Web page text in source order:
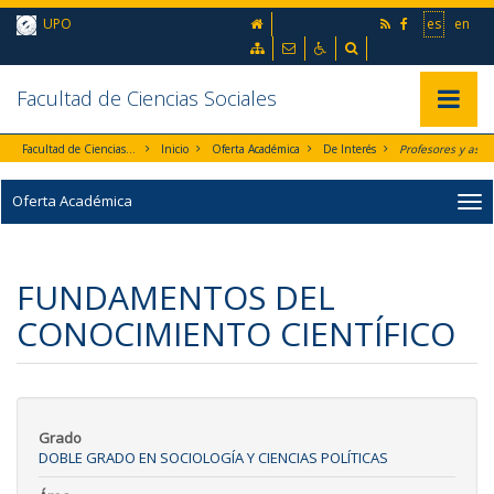
Ir al contenido principal de la página (alt + s)
Ir a la cabecera de la página (alt + c)
Ir al menú principal (alt + u)
es en
UPO
Mapa webContactoAccesibilidad
Facultad de Ciencias Sociales
Facultad de Ciencias Sociales Inicio Oferta Académica De Interés
Oferta Académica
FUNDAMENTOS DEL
CONOCIMIENTO CIENTÍFICO
Grado
DOBLE GRADO EN SOCIOLOGÍA Y CIENCIAS POLÍTICAS